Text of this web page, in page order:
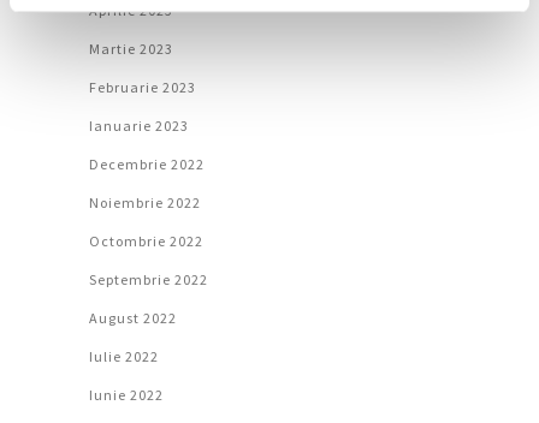
Aprilie 2023
Martie 2023
Februarie 2023
Ianuarie 2023
Decembrie 2022
Noiembrie 2022
Octombrie 2022
Septembrie 2022
August 2022
Iulie 2022
Iunie 2022